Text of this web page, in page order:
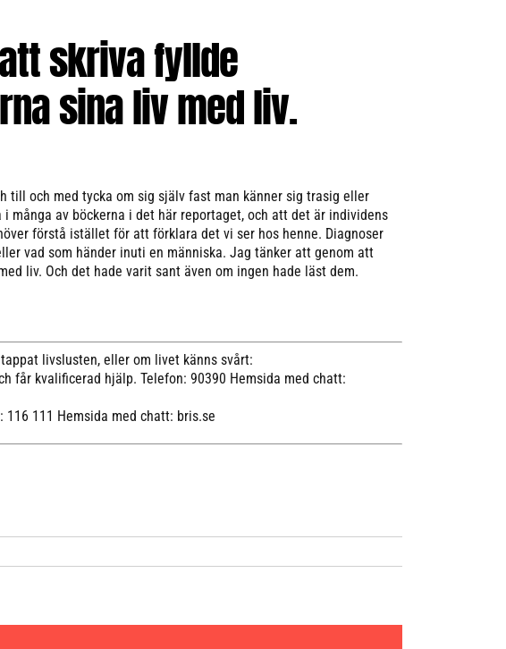
skriva fyllde
sina liv med liv.
till och med tycka om sig själv fast man känner sig trasig eller
många av böckerna i det här reportaget, och att det är individens
förstå istället för att förklara det vi ser hos henne. Diagnoser
vad som händer inuti en människa. Jag tänker att genom att
liv. Och det hade varit sant även om ingen hade läst dem.
livslusten, eller om livet känns svårt:
får kvalificerad hjälp. Telefon: 90390 Hemsida med chatt:
116 111 Hemsida med chatt: bris.se